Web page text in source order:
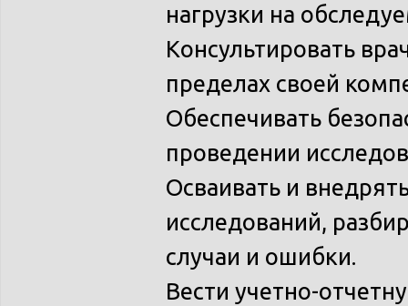
нагрузки на
Консультировать
пределах своей
Обеспечивать
проведении
Осваивать и
исследований,
случаи и ошибки.
Вести учетно-